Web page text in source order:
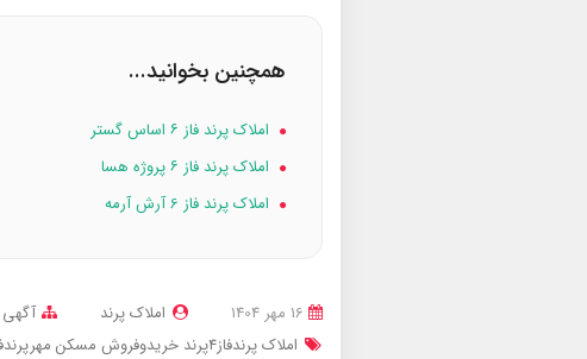
همچنین بخوانید...
املاک پرند فاز ۶ اساس گستر
املاک پرند فاز ۶ پروژه هسا
املاک پرند فاز 6 آرش آرمه
املاک پرند
املاک پرندفاز4پرند
خریدوفروش مسکن مهرپرندفاز4پروژه